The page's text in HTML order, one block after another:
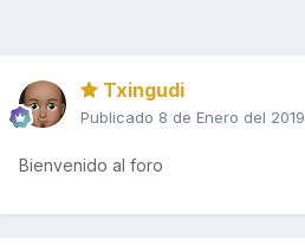
Txingudi
Publicado 8 de Enero del 2019
Bienvenido al foro